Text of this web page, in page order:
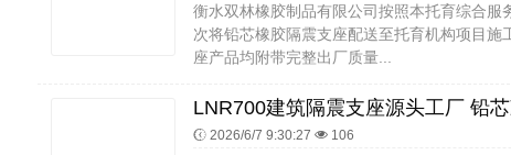
衡水双林橡胶制品有限公司按照本托育综合服
次将铅芯橡胶隔震支座配送至托育机构项目施
座产品均附带完整出厂质量...
2026/6/7 9:30:27 106